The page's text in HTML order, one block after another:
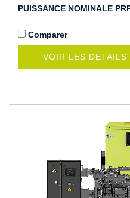
PUISSANCE NOMINALE
Comparer
VOIR LES DÉTAILS